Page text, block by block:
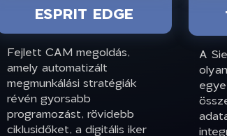
ESPRIT EDGE
Fejlett CAM megoldás,
amely automatizált
megmunkálási stratégiák
révén gyorsabb
programozást, rövidebb
ciklusidőket, a digitális iker
A